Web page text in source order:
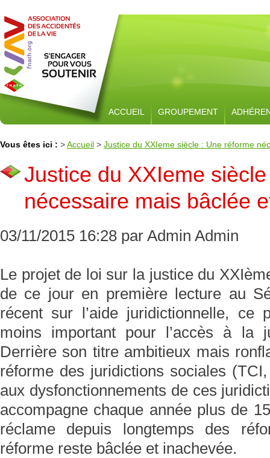
ACCUEIL GROUPEMENT
Vous êtes ici : >Accueil > Justice du XXIeme siècle : Une réforme
Justice du XXIeme
nécessaire mais bâclée
03/11/2015 16:28 par Admin Admin
Le projet de loi sur la justice du
de ce jour en première lecture au
récent sur l’aide juridictionnelle, ce
moins important pour l’accès à la
Derrière son titre ambitieux mais
réforme des juridictions sociales
aux dysfonctionnements de ces
accompagne chaque année plus de
réclame depuis longtemps des
réforme reste bâclée et inachevée.